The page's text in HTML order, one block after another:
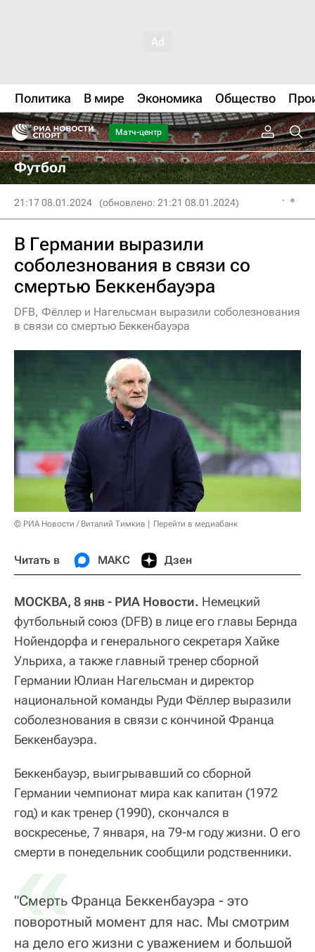
Политика В мире Экономика Общество
Матч-центр
Футбол
21:17 08.01.2024 (обновлено: 21:21 08.01.2024)
В Германии выразили
соболезнования в связи со
смертью Беккенбауэра
DFB, Фёллер и Нагельсман выразили соболезнования
в связи со смертью Беккенбауэра
© РИА Новости / Виталий Тимкив Перейти в медиабанк
Читать в МАКС Дзен
МОСКВА, 8 янв - РИА Новости. Немецкий
футбольный союз (DFB) в лице его главы Бернда
Нойендорфа и генерального секретаря Хайке
Ульриха, а также главный тренер сборной
Германии Юлиан Нагельсман и директор
национальной команды Руди Фёллер выразили
соболезнования в связи с кончиной Франца
Беккенбауэра.
Беккенбауэр, выигрывавший со сборной
Германии чемпионат мира как капитан (1972
год) и как тренер (1990), скончался в
воскресенье, 7 января, на 79-м году жизни. О его
смерти в понедельник сообщили родственники.
«
"Смерть Франца Беккенбауэра - это
поворотный момент для нас. Мы смотрим
на дело его жизни с уважением и большой